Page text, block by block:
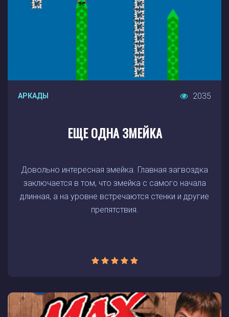
АРКАДЫ 2035
ЕЩЕ ОДНА ЗМЕЙКА
Довольно интересная змейка. Главная загвоздка
заключается в том, что змейка с самого начала
длинная, а на уровне встречаются стенки и другие
препятствия.